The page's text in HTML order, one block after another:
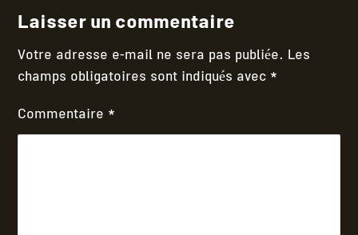
Laisser un commentaire
Votre adresse e-mail ne sera pas publiée. Les
champs obligatoires sont indiqués avec *
Commentaire *